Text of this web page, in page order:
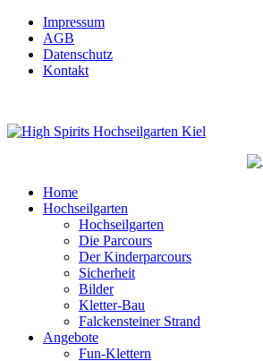
Impressum
AGB
Datenschutz
Kontakt
Home
Hochseilgarten
Hochseilgarten
Die Parcours
Der Kinderparcours
Sicherheit
Bilder
Kletter-Bau
Falckensteiner Strand
Angebote
Fun-Klettern